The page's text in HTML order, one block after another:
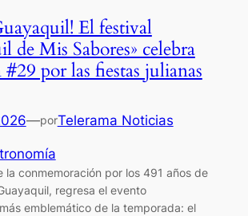
El festival
de Mis Sabores» celebra
por las fiestas julianas
—porTelerama Noticias
la conmemoración por los 491 años de
regresa el evento
emblemático de la temporada: el